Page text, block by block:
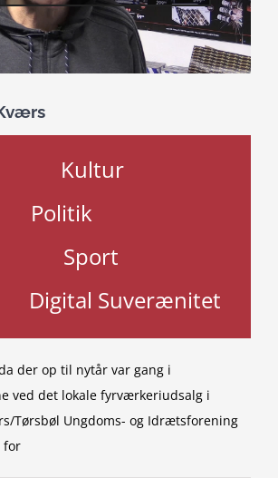
Kultur
Politik
Sport
Digital Suverænitet
der op til nytår var gang i
ved det lokale fyrværkeriudsalg i
Tørsbøl Ungdoms- og Idrætsforening
for